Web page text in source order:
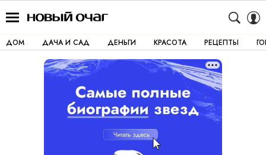
ДОМ ДАЧА И САД ДЕНЬГИ КРАСОТА РЕЦЕПТЫ